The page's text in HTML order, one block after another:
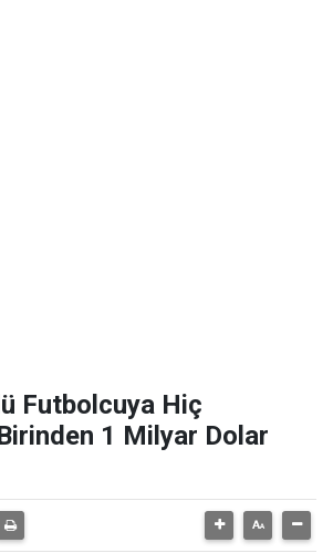
Futbolcuya Hiç
Birinden 1 Milyar Dolar